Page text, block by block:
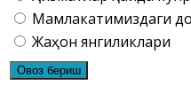
Мамлакатимиздаги
Жаҳон янгиликлари